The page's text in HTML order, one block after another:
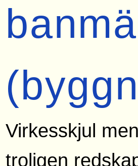
Virkesskjul
troligen